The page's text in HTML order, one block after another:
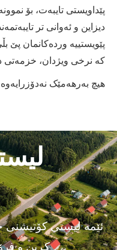
دیزاین و ئەوانی تر
پێویستییە وردەکانمان پێ
کە نرخی ویژدان، خزمەتی
هیچ بەرهەمێک نەدۆزرایەوە
ئێمە لیستی کۆتیشنی
کڕین و